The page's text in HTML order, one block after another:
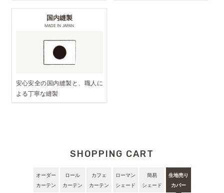
国内縫製
MADE IN JAPAN
安心安全の国内縫製と、職人に
よる丁寧な縫製
SHOPPING CART
オーダー
カーテン
ロール
カーテン
カフェ
カーテン
ローマン
シェード
簡易
シェード
生地売り
カバー